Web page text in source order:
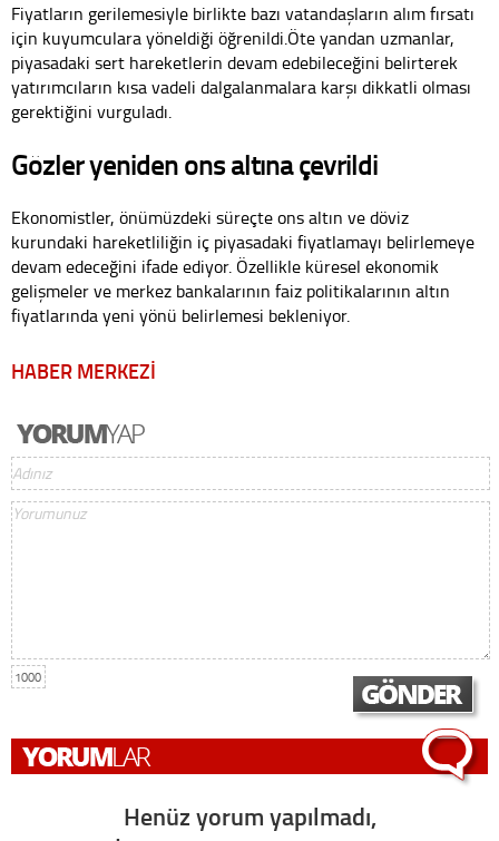
Fiyatların gerilemesiyle birlikte bazı vatandaşların alım fırsatı
için kuyumculara yöneldiği öğrenildi.Öte yandan uzmanlar,
piyasadaki sert hareketlerin devam edebileceğini belirterek
yatırımcıların kısa vadeli dalgalanmalara karşı dikkatli olması
gerektiğini vurguladı.
Gözler yeniden ons altına çevrildi
Ekonomistler, önümüzdeki süreçte ons altın ve döviz
kurundaki hareketliliğin iç piyasadaki fiyatlamayı belirlemeye
devam edeceğini ifade ediyor. Özellikle küresel ekonomik
gelişmeler ve merkez bankalarının faiz politikalarının altın
fiyatlarında yeni yönü belirlemesi bekleniyor.
HABER MERKEZİ
1000
Henüz yorum yapılmadı,